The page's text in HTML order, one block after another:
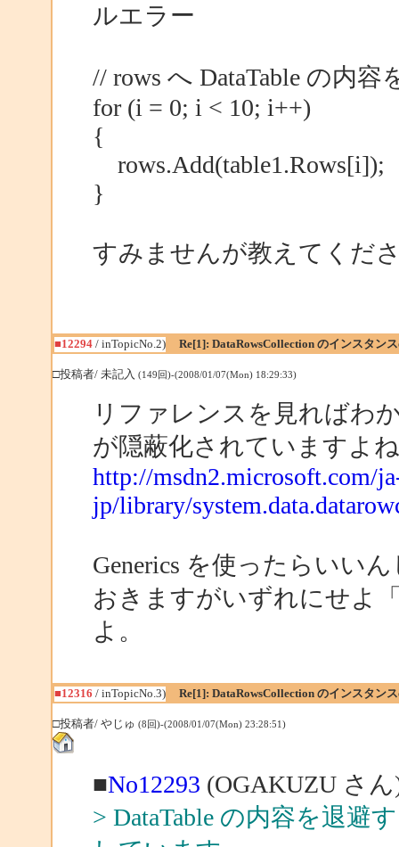
ルエラー
// rows へ DataTable の内容
for (i = 0; i < 10; i++)
{
rows.Add(table1.Rows[i]);
}
すみませんが教えてくだ
■12294/ inTopicNo.2) Re[1]: DataRowsCollection のインスタン
□投稿者/ 未記入 (149回)-(2008/01/07(Mon) 18:29:33)
リファレンスを見ればわ
が隠蔽化されていますよ
http://msdn2.microsoft.com/
jp/library/
Generics を使ったらいい
おきますがいずれにせよ
よ。
■12316 / inTopicNo.3) Re[1]: DataRowsCollection のインスタン
□投稿者/ やじゅ (8回)-(2008/01/07(Mon) 23:28:51)
■No12293 (OGAKUZU さ
> DataTable の内容を退避